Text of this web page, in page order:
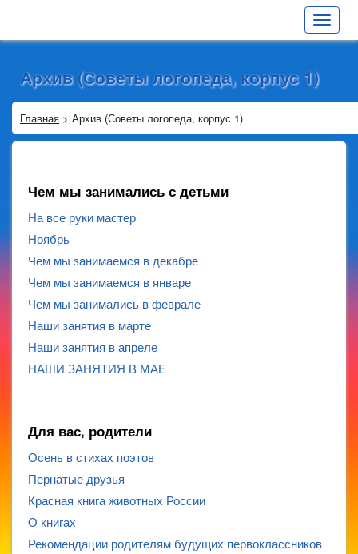
Toggle
Архив (Советы логопеда, корпус 1)
Главная > Архив (Советы логопеда, корпус 1)
Чем мы занимались с детьми
На все руки мастер
Ноябрь
Чем мы занимаемся в декабре
Чем мы занимаемся в январе
Чем мы занимались в феврале
Наши занятия в марте
Наши занятия в апреле
НАШИ ЗАНЯТИЯ В МАЕ
Для вас, родители
Осень в стихах поэтов
Пернатые друзья
Красная книга животных России
О книгах
Рекомендации родителям будущих первоклассников